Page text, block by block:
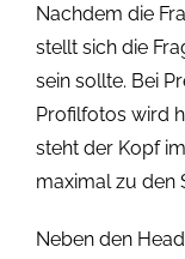
Nachdem die
stellt sich die
sein sollte. Bei
Profilfotos wird
steht der Kopf
maximal zu den
Neben den